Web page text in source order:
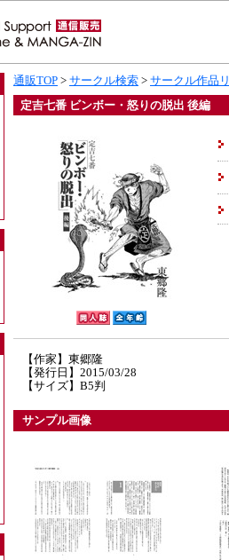
通販TOP > サークル検索 > サークル作品
定吉七番 ビンボー・怒りの脱出 後編
【作家】東郷隆
【発行日】2015/03/28
【サイズ】B5判
サンプル画像